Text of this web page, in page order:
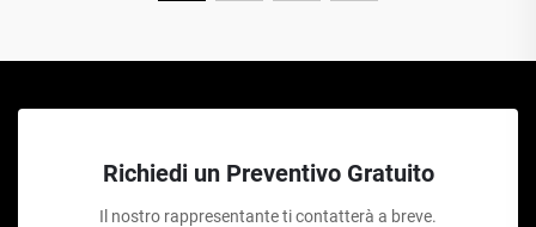
Richiedi un Preventivo Gratuito
Il nostro rappresentante ti contatterà a breve.